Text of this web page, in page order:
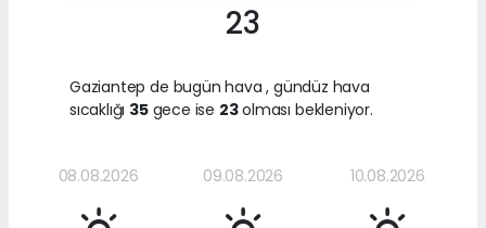
23
Gaziantep de bugün hava, gündüz hava
sıcaklığı 35gece ise 23olması bekleniyor.
08.08.2026 09.08.2026 10.08.2026